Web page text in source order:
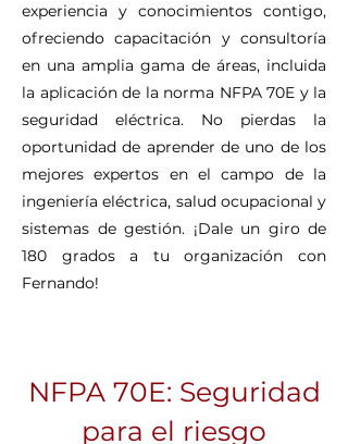
experiencia y conocimientos contigo,
ofreciendo capacitación y consultoría
en una amplia gama de áreas, incluida
la aplicación de la norma NFPA 70E y la
seguridad eléctrica. No pierdas la
oportunidad de aprender de uno de los
mejores expertos en el campo de la
ingeniería eléctrica, salud ocupacional y
sistemas de gestión. ¡Dale un giro de
180 grados a tu organización con
Fernando!
NFPA 70E: Seguridad
para el riesgo